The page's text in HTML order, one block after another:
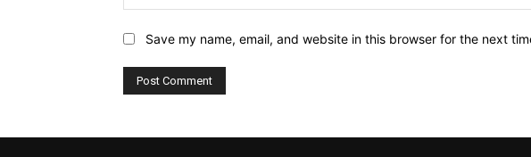
Save my name, email, and website in this browser for the next